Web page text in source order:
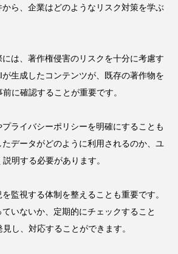
ら、企業はどのようなリスク対策を学ぶ
には、著作権侵害のリスクを十分に考慮す
生成したコンテンツが、既存の著作物を
に確認することが重要です。
ライバシーポリシーを明確にすることも
データがどのように利用されるのか、ユ
明する必要があります。
監視する体制を整えることも重要です。
いないか、定期的にチェックすること
し、対応することができます。